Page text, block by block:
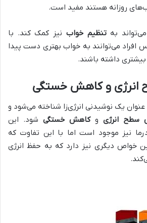
روزانه هستند مفید است.
بهتنظیم خواب نیز کمک کند. با
می‌توانند به خواب بهتری دست پیدا
داشته باشند.
انرژی و کاهش خستگی
یک نوشیدنی انرژی‌زا شناخته می‌شود و
سطح انرژی وکاهش خستگی شود. این
نیز موجود است اما با این تفاوت که
خواص دیگری نیز دارد که به حفظ انرژی